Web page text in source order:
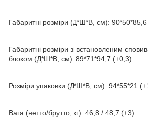
Габаритні розміри (Д*Ш*В, см): 90*50*85,6
Габаритні розміри зі встановленим
блоком (Д*Ш*В, см): 89*71*94,7 (±0,3).
Розміри упаковки (Д*Ш*В, см): 94*55*21
Вага (нетто/брутто, кг): 46,8 / 48,7 (±3).